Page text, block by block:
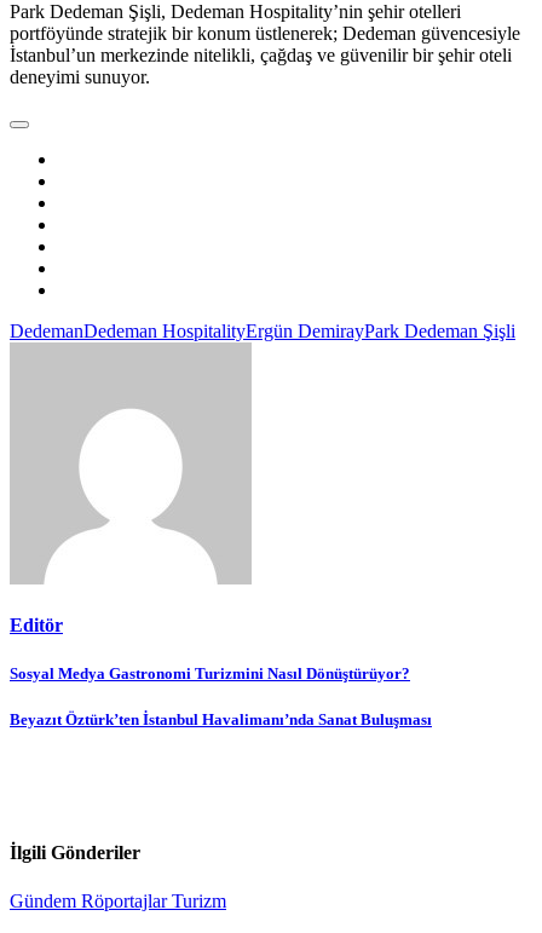
Park Dedeman Şişli, Dedeman Hospitality’nin şehir otelleri
portföyünde stratejik bir konum üstlenerek; Dedeman güvencesiyle
İstanbul’un merkezinde nitelikli, çağdaş ve güvenilir bir şehir oteli
deneyimi sunuyor.
DedemanDedeman HospitalityErgün DemirayPark Dedeman Şişli
Editör
Yazı
gezinmesi
Sosyal Medya Gastronomi Turizmini Nasıl Dönüştürüyor?
Beyazıt Öztürk’ten İstanbul Havalimanı’nda Sanat Buluşması
İlgili Gönderiler
Gündem RöportajlarTurizm